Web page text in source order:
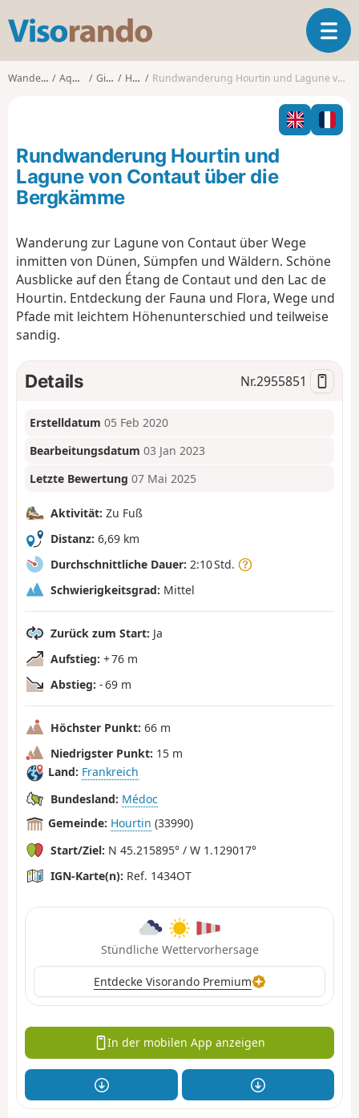
s
o
o
T
o
l
n
i
n
Wanderungen Aquitanien Gironde Hourtin Rundwanderung Hourtin und Lagune von Contaut über die Bergkämme
Rundwanderung Hourtin und
Lagune von Contaut über die
Bergkämme
Wanderung zur Lagune von Contaut über Wege
inmitten von Dünen, Sümpfen und Wäldern. Schöne
Ausblicke auf den Étang de Contaut und den Lac de
Hourtin. Entdeckung der Fauna und Flora, Wege und
Pfade mit leichtem Höhenunterschied und teilweise
sandig.
Details Nr.2955851
Erstelldatum 05 Feb 2020
Bearbeitungsdatum 03 Jan 2023
Letzte Bewertung 07 Mai 2025
Aktivität: Zu Fuß
Distanz: 6,69 km
Durchschnittliche Dauer: 2:10 Std.
Schwierigkeitsgrad: Mittel
Zurück zum Start: Ja
Aufstieg: + 76 m
Abstieg: - 69 m
Höchster Punkt: 66 m
Niedrigster Punkt: 15 m
Land: Frankreich
Bundesland: Médoc
Gemeinde: Hourtin (33990)
Start/Ziel: N 45.215895° / W 1.129017°
IGN-Karte(n): Ref. 1434OT
Stündliche Wettervorhersage
Entdecke Visorando Premium
In der mobilen App anzeigen